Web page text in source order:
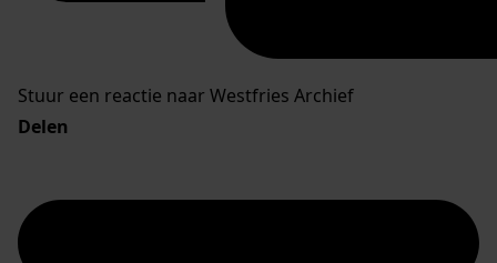
Stuur een reactie naar Westfries Archief
Delen